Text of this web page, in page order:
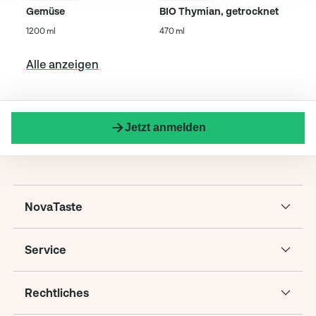
Gemüse
1200 ml
BIO Thymian, getrocknet
470 ml
Alle anzeigen
Jetzt anmelden
NovaTaste
Service
Rechtliches